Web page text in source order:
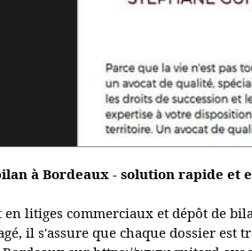
à Bordeaux - solution rapide et
en litiges commerciaux et dépôt de
il s'assure que chaque dossier